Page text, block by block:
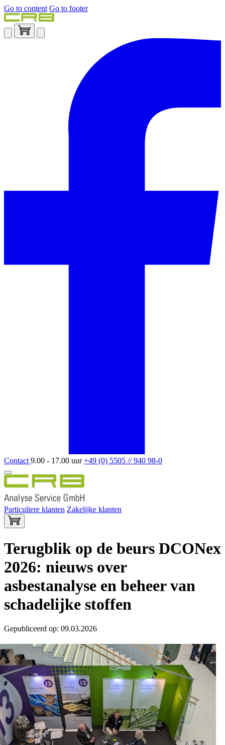
Go to content Go to footer
Contact 9.00 - 17.00 uur+49 (0) 5505 // 940 98-0
Particuliere klanten Zakelijke klanten
Terugblik op de beurs DCONex
2026: nieuws over
asbestanalyse en beheer van
schadelijke stoffen
Gepubliceerd op: 09.03.2026